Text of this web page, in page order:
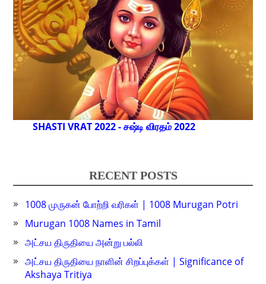
SHASTI VRAT 2022 - சஷ்டி விரதம் 2022
RECENT POSTS
1008 முருகன் போற்றி வரிகள் | 1008 Murugan Potri
Murugan 1008 Names in Tamil
அட்சய திருதியை அன்று பல்லி
அட்சய திருதியை நாளின் சிறப்புக்கள் | Significance of
Akshaya Tritiya